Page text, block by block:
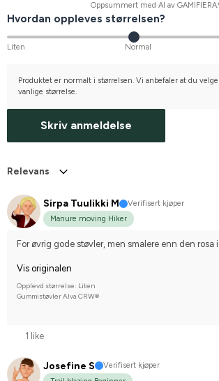
Oppsummert med AI av
Hvordan oppleves størrelsen?
Liten Normal
Produktet er normalt i størrelsen. Vi anbefaler at du
vanlige størrelse.
Skriv anmeldelse
Relevans
Sirpa Tuulikki M
Verifisert kjøper
Manure moving Hiker
For øvrig gode støvler, men smalere enn den rosa
Vis originalen
Opplevd størrelse: Liten
Gummistøvler Alva CRW®
1 like
Josefine S
Verifisert kjøper